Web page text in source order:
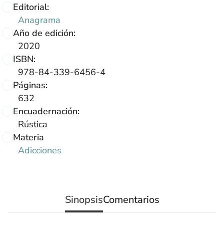
Editorial:
Anagrama
Año de edición:
2020
ISBN:
978-84-339-6456-4
Páginas:
632
Encuadernación:
Rústica
Materia
Adicciones
SinopsisComentarios